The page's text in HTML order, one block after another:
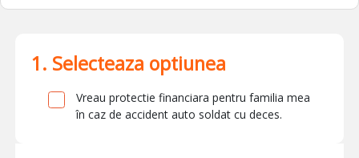
1. Selecteaza optiunea
Vreau protectie financiara pentru familia mea
în caz de accident auto soldat cu deces.